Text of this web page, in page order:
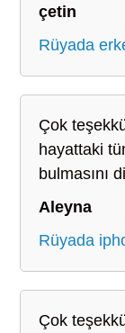
çetin
Rüyada
Çok
hayattaki
bulmasını
Aleyna
Rüyada
Çok